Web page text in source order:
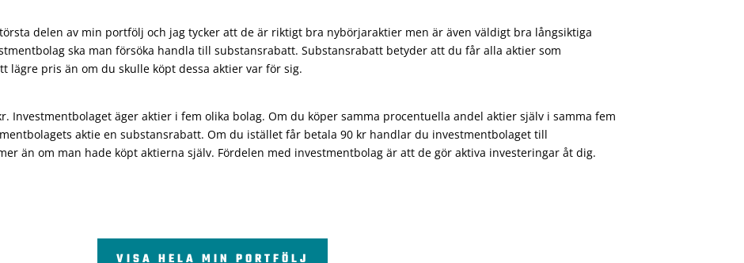
delen av min portfölj och jag tycker att de är riktigt bra nybörjaraktier men är även väldigt bra långsiktiga
ska man försöka handla till substansrabatt. Substansrabatt betyder att du får alla aktier som
pris än om du skulle köpt dessa aktier var för sig.
Investmentbolaget äger aktier i fem olika bolag. Om du köper samma procentuella andel aktier själv i samma fem
aktie en substansrabatt. Om du istället får betala 90 kr handlar du investmentbolaget till
än om man hade köpt aktierna själv. Fördelen med investmentbolag är att de gör aktiva investeringar åt dig.
VISA HELA MIN PORTFÖLJ